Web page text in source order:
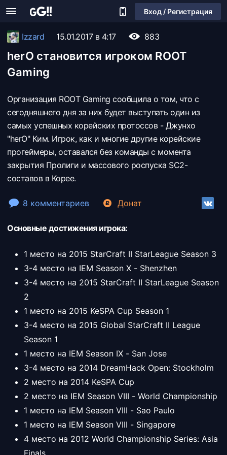
Вход / Регистрация
Izzard 15.01.2017 в 4:17 883
herO становится игроком ROOT
Gaming
Организация ROOT Gaming сообщила о том, что с
сегодняшнего дня за них будет выступать один из
самых успешных корейских протоссов - Джунхо
"herO" Ким. Игрок, как и многие другие корейские
прогеймеры, оставался без команды с момента
закрытия Пролиги и массового роспуска SC2-
составов в Корее.
8 комментариев Донат
Основные достижения игрока:
1 место на 2015 StarCraft II StarLeague Season 3
3-4 место на IEM Season X - Shenzhen
3-4 место на 2015 StarCraft II StarLeague Season
2
1 место на 2015 KeSPA Cup Season 1
3-4 место на 2015 Global StarCraft II League
Season 1
1 место на IEM Season IX - San Jose
3-4 место на 2014 DreamHack Open: Stockholm
2 место на 2014 KeSPA Cup
2 место на IEM Season VIII - World Championship
1 место на IEM Season VIII - Sao Paulo
1 место на IEM Season VIII - Singapore
4 место на 2012 World Championship Series: Asia
Finals